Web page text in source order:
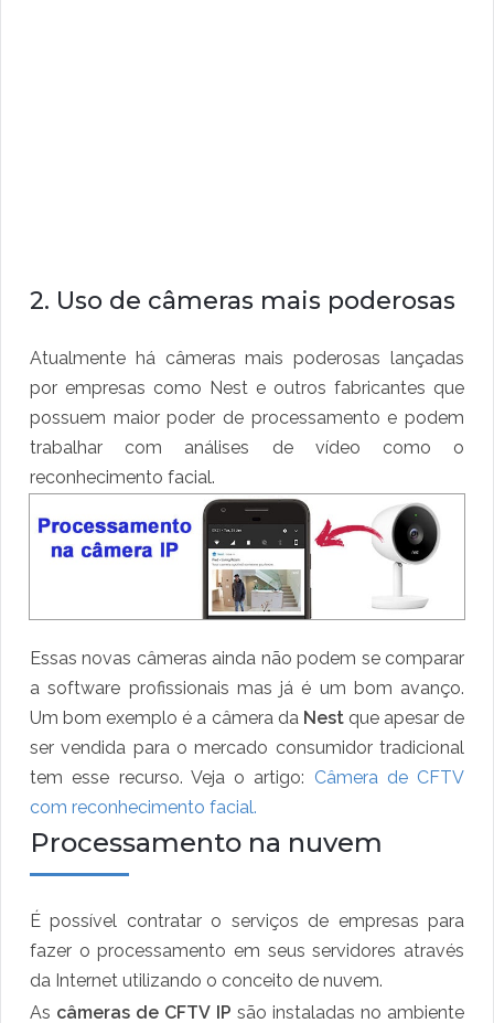
2. Uso de câmeras mais poderosas
Atualmente há câmeras mais poderosas lançadas
por empresas como Nest e outros fabricantes que
possuem maior poder de processamento e podem
trabalhar com análises de vídeo como o
reconhecimento facial.
Essas novas câmeras ainda não podem se comparar
a software profissionais mas já é um bom avanço.
Um bom exemplo é a câmera da Nestque apesar de
ser vendida para o mercado consumidor tradicional
tem esse recurso. Veja o artigo: Câmera de CFTV
com reconhecimento facial.
Processamento na nuvem
É possível contratar o serviços de empresas para
fazer o processamento em seus servidores através
da Internet utilizando o conceito de nuvem.
As câmeras de CFTV IP são instaladas no ambiente